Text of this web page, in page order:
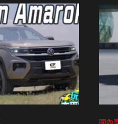
Taiwan 亦將展出旗
e-tron 與
工程的平衡魅力。
乘坐舒適度，為來訪…
印先
具屋
多快
國內